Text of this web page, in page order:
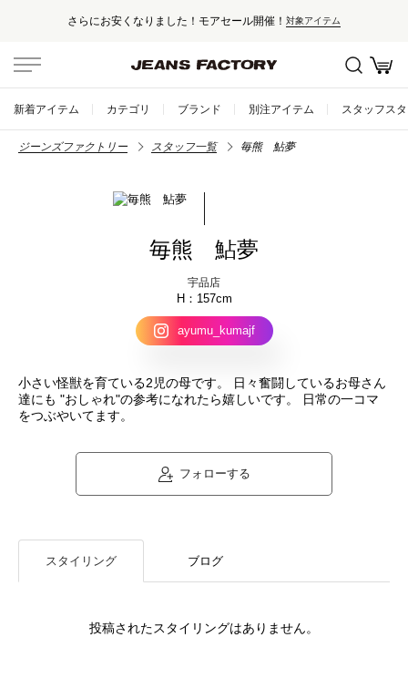
さらにお安くなりました！モアセール開催！ 対象アイテム
新着アイテム カテゴリ ブランド 別注アイテム スタッフス
ジーンズファクトリー スタッフ一覧 毎熊 鮎夢
毎熊 鮎夢
宇品店
157cm
ayumu_kumajf
小さい怪獣を育ている2児の母です。 日々奮闘しているお母さん
達にも "おしゃれ"の参考になれたら嬉しいです。 日常の一コマ
をつぶやいてます。
フォローする
スタイリング ブログ
投稿されたスタイリングはありません。